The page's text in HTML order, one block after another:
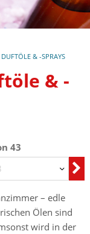
& -SPRAYS
& -
43
– edle
Ölen sind
wird in der